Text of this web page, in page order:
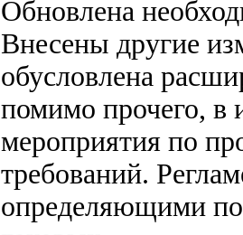
Обновлена
Внесены другие
обусловлена
помимо прочего, в
мероприятия по
требований.
определяющими